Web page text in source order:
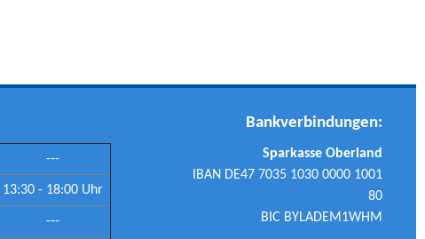
---
13:30 - 18:00 Uhr
---
Bankverbindungen:
Sparkasse Oberland
IBAN DE47 7035 1030 0000 1001
80
BIC BYLADEM1WHM